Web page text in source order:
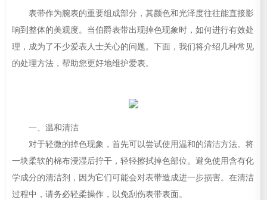
表带作为腕表的重要组成部分，其颜色和光泽度往往能直接影
响到整体的美观度。当伯爵表带出现掉色现象时，如何进行有效处
理，成为了不少爱表人士关心的问题。下面，我们将介绍几种常见
的处理方法，帮助您更好地维护爱表。
一、温和清洁
对于轻微的掉色现象，首先可以尝试使用温和的清洁方法。将
一块柔软的棉布浸湿后拧干，轻轻擦拭掉色部位。避免使用含有化
学成分的清洁剂，因为它们可能会对表带造成进一步损害。在清洁
过程中，请务必轻柔操作，以免刮伤表带表面。